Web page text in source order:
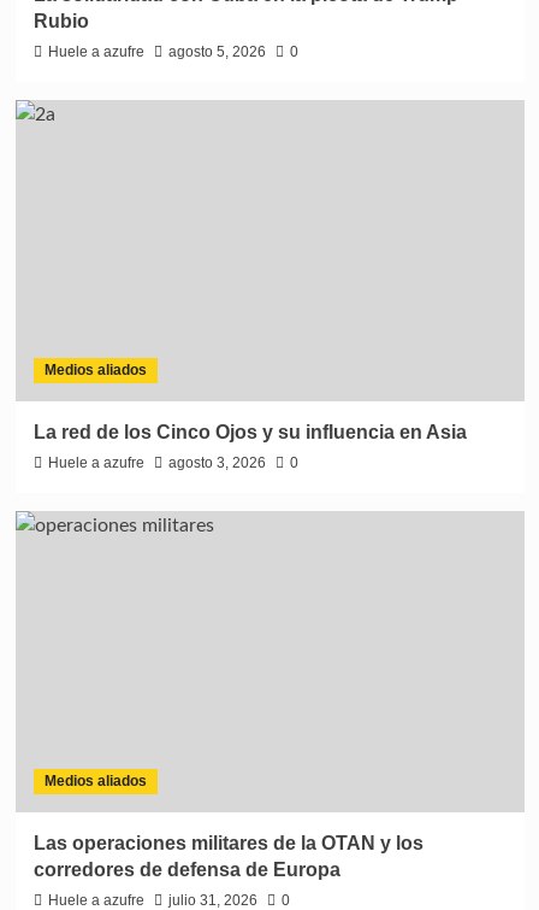
Rubio
Huele a azufre agosto 5, 2026 0
Medios aliados
La red de los Cinco Ojos y su influencia en Asia
Huele a azufre agosto 3, 2026 0
Medios aliados
Las operaciones militares de la OTAN y los
corredores de defensa de Europa
Huele a azufre julio 31, 2026 0